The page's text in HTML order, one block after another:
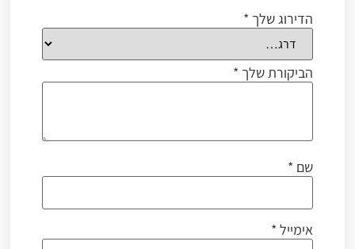
הדירוג שלך *
הביקורת שלך *
שם *
אימייל*